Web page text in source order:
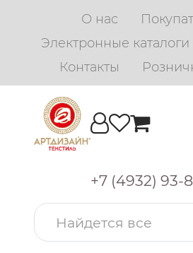
О нас
Электронные каталоги
Контакты
+7 (4932) 93-